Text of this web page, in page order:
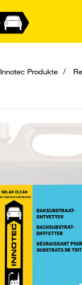
Innotec Produkte